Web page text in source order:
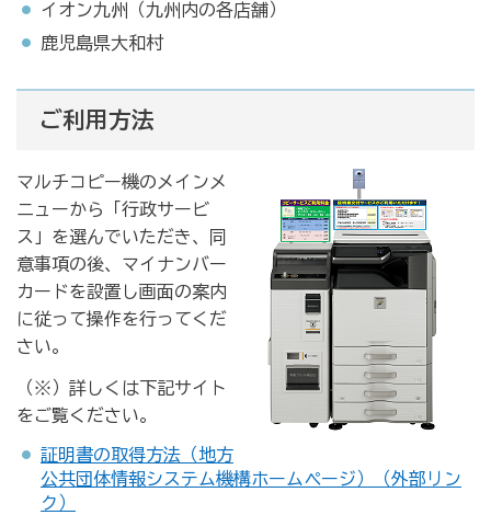
イオン九州（九州内の各店舗）
鹿児島県大和村
ご利用方法
マルチコピー機のメインメ
ニューから「行政サービ
ス」を選んでいただき、同
意事項の後、マイナンバー
カードを設置し画面の案内
に従って操作を行ってくだ
さい。
（※）詳しくは下記サイト
をご覧ください。
証明書の取得方法（地方
公共団体情報システム機構ホームページ）（外部リン
ク）